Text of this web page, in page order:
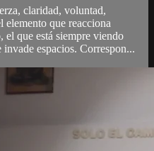
claridad, voluntad,
elemento que reacciona
el que está siempre viendo
espacios. Correspon...